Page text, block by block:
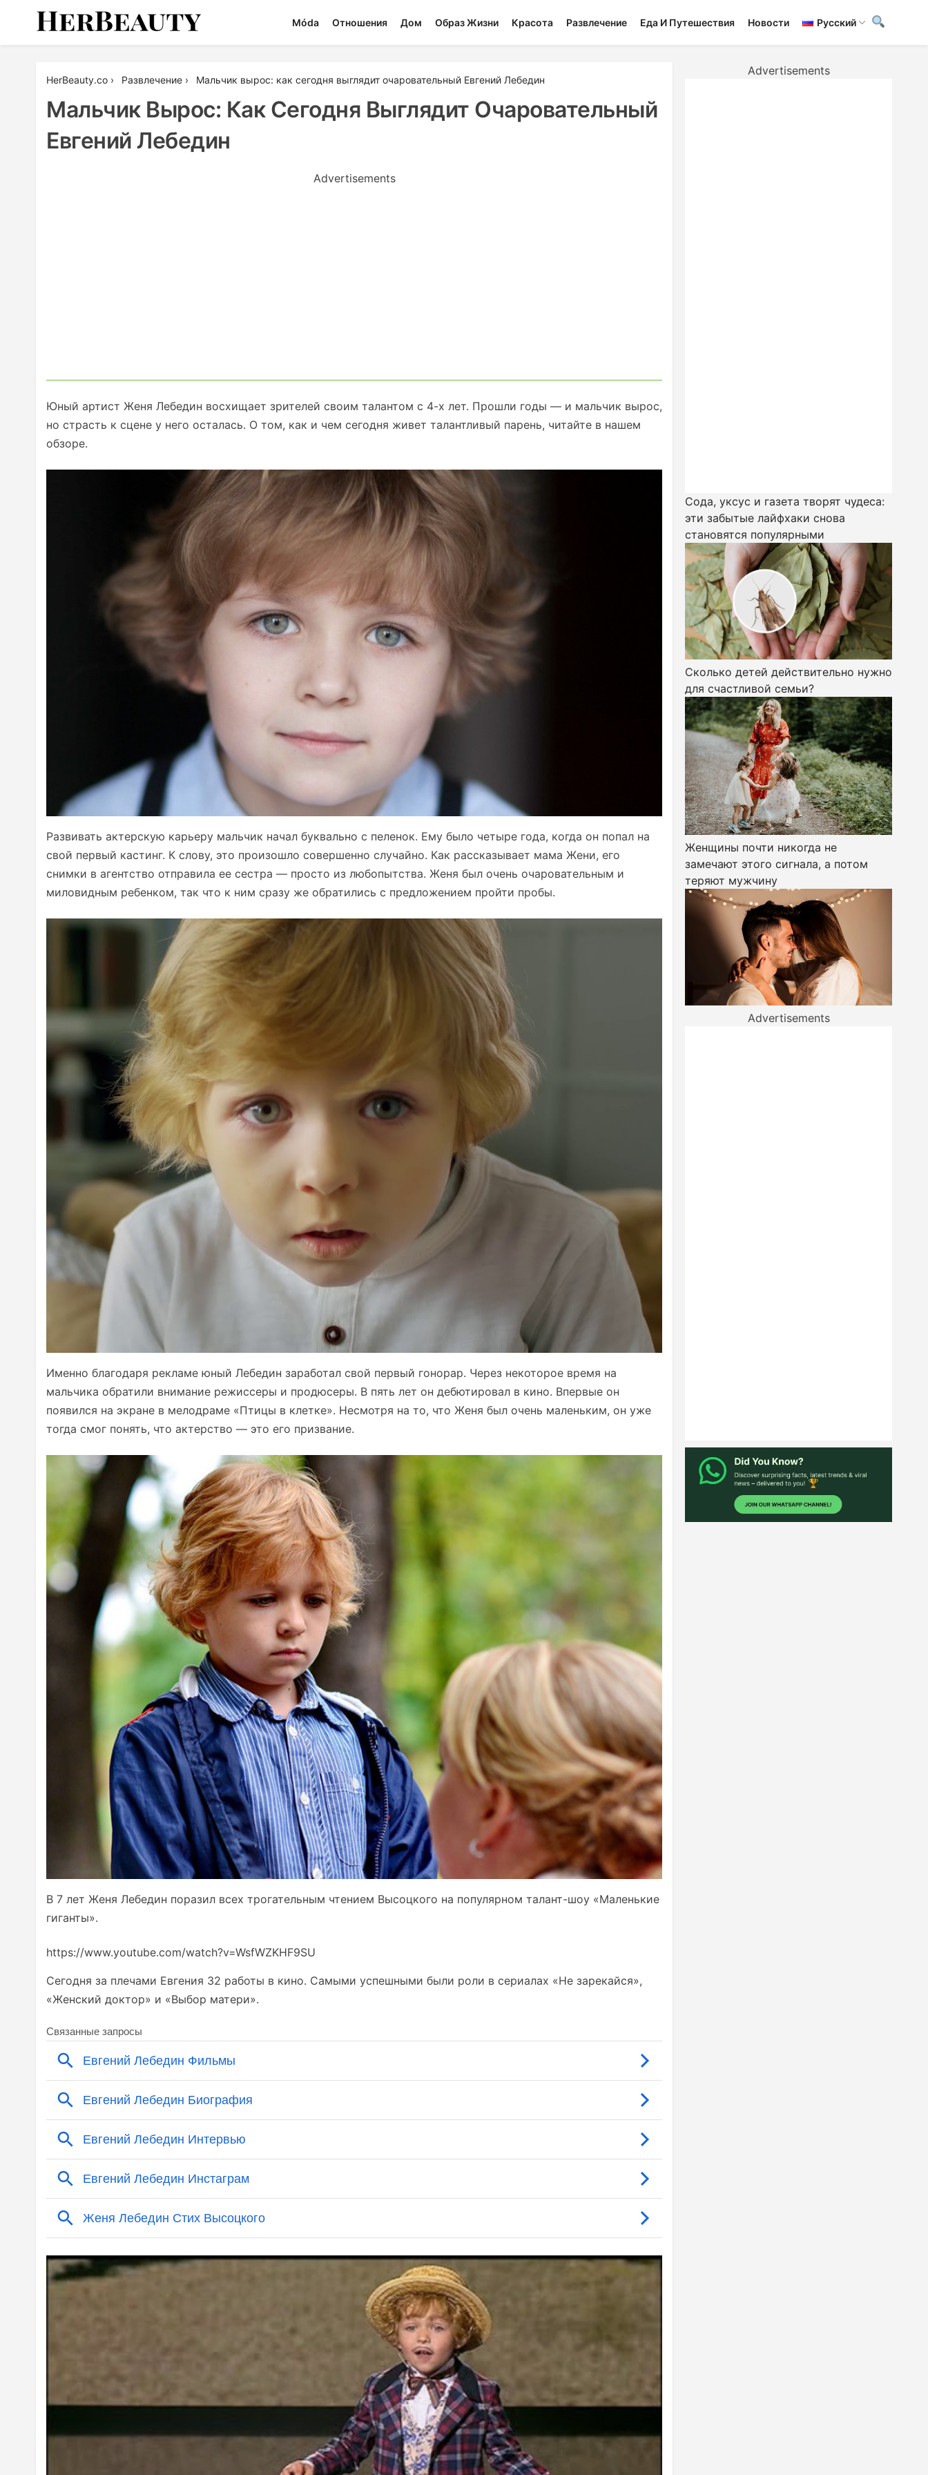
Móda Отношения Дом Образ Жизни Красота Развлечение Еда И Путешествия Новости Русский
HerBeauty.co › Развлечение › Мальчик вырос: как сегодня выглядит очаровательный Евгений Лебедин
Мальчик Вырос: Как Сегодня Выглядит Очаровательный
Евгений Лебедин
Advertisements
Юный артист Женя Лебедин восхищает зрителей своим талантом с 4-х лет. Прошли годы — и мальчик вырос,
но страсть к сцене у него осталась. О том, как и чем сегодня живет талантливый парень, читайте в нашем
обзоре.
Развивать актерскую карьеру мальчик начал буквально с пеленок. Ему было четыре года, когда он попал на
свой первый кастинг. К слову, это произошло совершенно случайно. Как рассказывает мама Жени, его
снимки в агентство отправила ее сестра — просто из любопытства. Женя был очень очаровательным и
миловидным ребенком, так что к ним сразу же обратились с предложением пройти пробы.
Именно благодаря рекламе юный Лебедин заработал свой первый гонорар. Через некоторое время на
мальчика обратили внимание режиссеры и продюсеры. В пять лет он дебютировал в кино. Впервые он
появился на экране в мелодраме «Птицы в клетке». Несмотря на то, что Женя был очень маленьким, он уже
тогда смог понять, что актерство — это его призвание.
В 7 лет Женя Лебедин поразил всех трогательным чтением Высоцкого на популярном талант-шоу «Маленькие
гиганты».
https://www.youtube.com/watch?v=WsfWZKHF9SU
Сегодня за плечами Евгения 32 работы в кино. Самыми успешными были роли в сериалах «Не зарекайся»,
«Женский доктор» и «Выбор матери».
Advertisements
Сода, уксус и газета творят чудеса:
эти забытые лайфхаки снова
становятся популярными
Сколько детей действительно нужно
для счастливой семьи?
Женщины почти никогда не
замечают этого сигнала, а потом
теряют мужчину
Advertisements